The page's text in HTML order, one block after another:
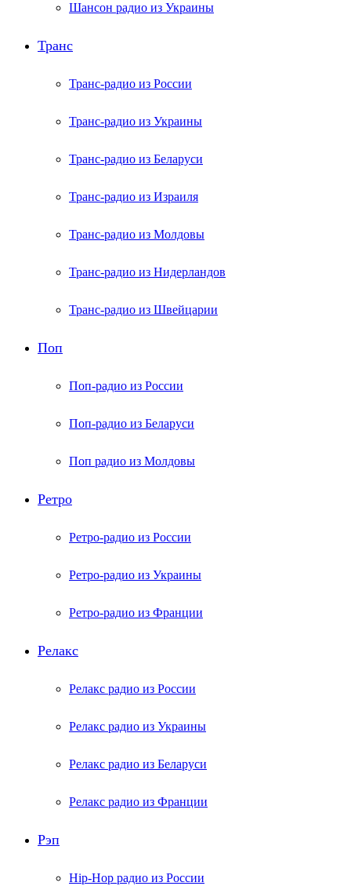
Шансон радио из Украины
Транс
Транс-радио из России
Транс-радио из Украины
Транс-радио из Беларуси
Транс-радио из Израиля
Транс-радио из Молдовы
Транс-радио из Нидерландов
Транс-радио из Швейцарии
Поп
Поп-радио из России
Поп-радио из Беларуси
Поп радио из Молдовы
Ретро
Ретро-радио из России
Ретро-радио из Украины
Ретро-радио из Франции
Релакс
Релакс радио из России
Релакс радио из Украины
Релакс радио из Беларуси
Релакс радио из Франции
Рэп
Hip-Hop радио из России